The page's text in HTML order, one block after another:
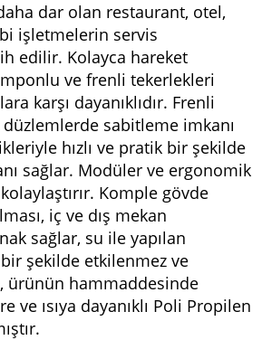
dar olan restaurant, otel,
işletmelerin servis
edilir. Kolayca hareket
ve frenli tekerlekleri
karşı dayanıklıdır. Frenli
sabitleme imkanı
hızlı ve pratik bir şekilde
sağlar. Modüler ve ergonomik
Komple gövde
iç ve dış mekan
sağlar, su ile yapılan
şekilde etkilenmez ve
ürünün hammaddesinde
ve ısıya dayanıklı Poli Propilen